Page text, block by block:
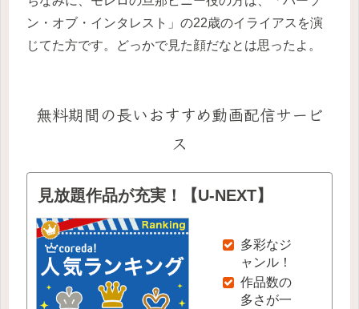
ン・オブ・インタレスト」の22歳のイライアスを演
じてた方です。どっかで見た顔だなとは思ったよ。
無料期間の長いおすすめ動画配信サービ
ス
見放題作品が充実！【U-NEXT】
多彩なジ
ャンル！
作品数の
多さが一